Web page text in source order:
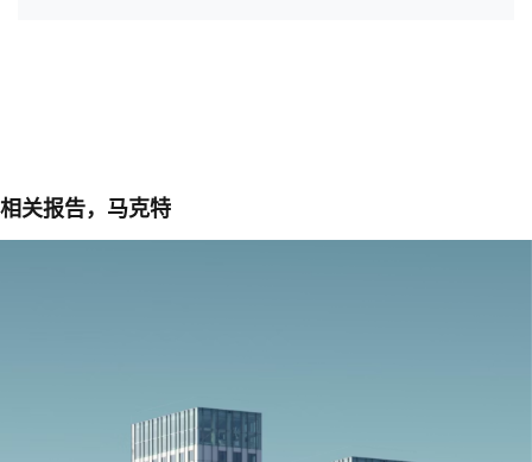
相关报告，马克特